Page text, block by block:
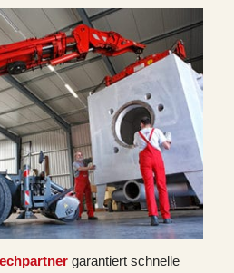
garantiert schnelle